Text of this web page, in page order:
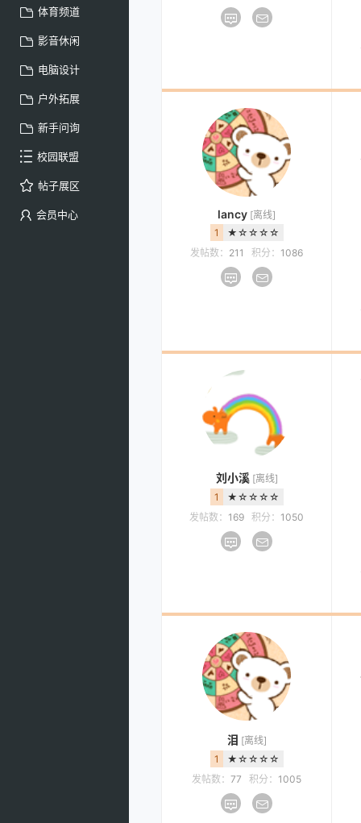
体育频道
影音休闲
电脑设计
户外拓展
新手问询
校园联盟
帖子展区
会员中心 lancy [离线]
1
★☆☆☆☆
发帖数： 211 积分： 1086
刘小溪 [离线]
1
★☆☆☆☆
发帖数： 169 积分： 1050
泪 [离线]
1
★☆☆☆☆
发帖数： 77 积分： 1005